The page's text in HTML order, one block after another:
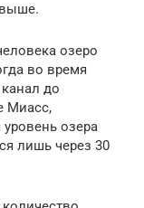
выше.
озеро
во время
до
Миасс,
озера
лишь через 30